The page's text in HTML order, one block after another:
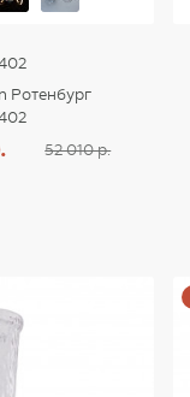
Ротенбург
52 010 р.